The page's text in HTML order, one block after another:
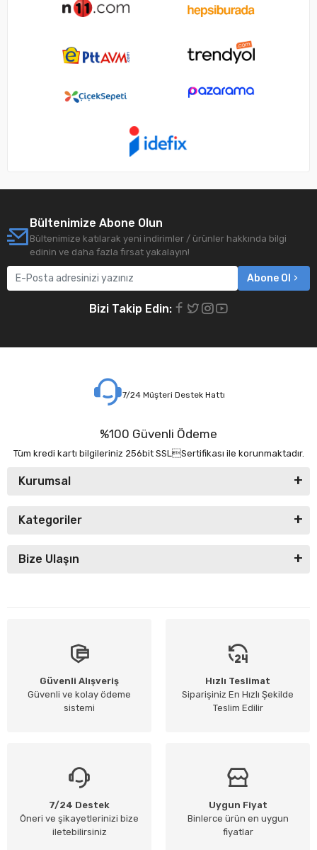
Bültenimize Abone Olun
Bültenimize katılarak yeni indirimler / ürünler hakkında bilgi
edinin ve daha fazla fırsat yakalayın!
Abone Ol
Bizi Takip Edin:
7/24 Müşteri Destek Hattı
%100 Güvenli Ödeme
Tüm kredi kartı bilgileriniz 256bit SSLSertifikası ile korunmaktadır.
Kurumsal
Kategoriler
Bize Ulaşın
Güvenli Alışveriş
Güvenli ve kolay ödeme
sistemi
Hızlı Teslimat
Siparişiniz En Hızlı Şekilde
Teslim Edilir
7/24 Destek
Öneri ve şikayetlerinizi bize
iletebilirsiniz
Uygun Fiyat
Binlerce ürün en uygun
fiyatlar